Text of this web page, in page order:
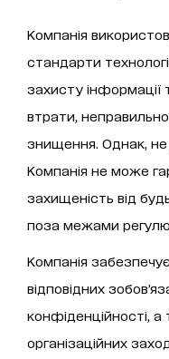
Компанія
стандарти
захисту інформації
втрати,
знищення. Однак, не
Компанія не може
захищеність від
поза межами
Компанія
відповідних
конфіденційності, а
організаційних